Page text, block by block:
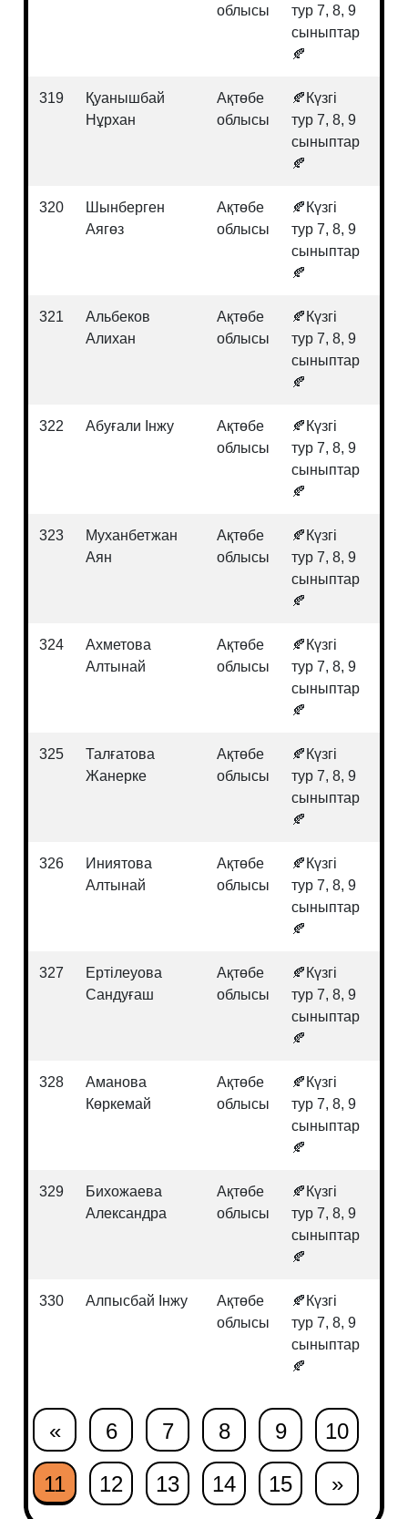
облысы
тур 7, 8, 9
сыныптар
🍂
319
Қуанышбай
Нұрхан
Ақтөбе
облысы
🍂Күзгі
тур 7, 8, 9
сыныптар
🍂
320
Шынберген
Аягөз
Ақтөбе
облысы
🍂Күзгі
тур 7, 8, 9
сыныптар
🍂
321
Альбеков
Алихан
Ақтөбе
облысы
🍂Күзгі
тур 7, 8, 9
сыныптар
🍂
322 Абуғали Інжу
Ақтөбе
облысы
🍂Күзгі
тур 7, 8, 9
сыныптар
🍂
323
Муханбетжан
Аян
Ақтөбе
облысы
🍂Күзгі
тур 7, 8, 9
сыныптар
🍂
324
Ахметова
Алтынай
Ақтөбе
облысы
🍂Күзгі
тур 7, 8, 9
сыныптар
🍂
325
Талғатова
Жанерке
Ақтөбе
облысы
🍂Күзгі
тур 7, 8, 9
сыныптар
🍂
326
Иниятова
Алтынай
Ақтөбе
облысы
🍂Күзгі
тур 7, 8, 9
сыныптар
🍂
327
Ертілеуова
Сандуғаш
Ақтөбе
облысы
🍂Күзгі
тур 7, 8, 9
сыныптар
🍂
328
Аманова
Көркемай
Ақтөбе
облысы
🍂Күзгі
тур 7, 8, 9
сыныптар
🍂
329
Бихожаева
Александра
Ақтөбе
облысы
🍂Күзгі
тур 7, 8, 9
сыныптар
🍂
330 Алпысбай Інжу
Ақтөбе
облысы
🍂Күзгі
тур 7, 8, 9
сыныптар
🍂
« 6 7 8 9 10
11 12 13 14 15 »